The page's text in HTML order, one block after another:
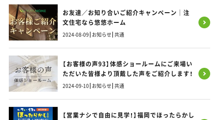
お友達／お知り合いご紹介キャンペーン｜注
文住宅なら悠悠ホーム
2024-08-09 お知らせ 共通
【お客様の声93】体感ショールームにご来場い
ただいた皆様より頂戴した声をご紹介します！
2024-09-10 お知らせ 共通
【営業ナシで自由に見学！】福岡でほったらかし